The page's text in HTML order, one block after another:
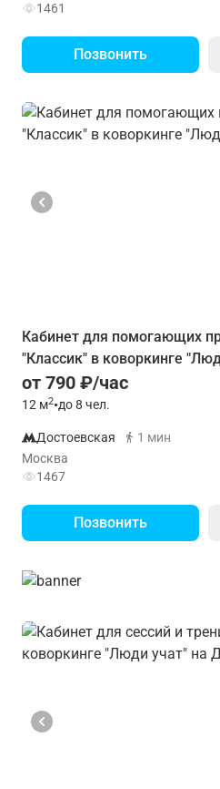
1461
Позвонить
Кабинет для помогающих
"Классик" в коворкинге
от 790 ₽/час
12 м2•до 8 чел.
Достоевская
1 мин
Москва
1467
Позвонить